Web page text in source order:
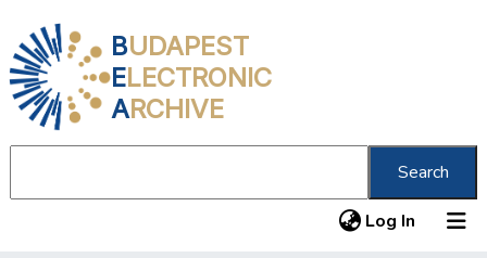
BUDAPEST
ELECTRONIC
ARCHIVE
Search
Log In (current)